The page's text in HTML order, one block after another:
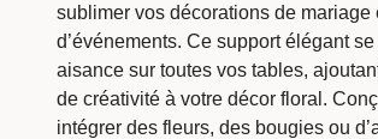
sublimer vos décorations de mariage
d’événements. Ce support élégant
aisance sur toutes vos tables,
de créativité à votre décor floral.
intégrer des fleurs, des bougies ou